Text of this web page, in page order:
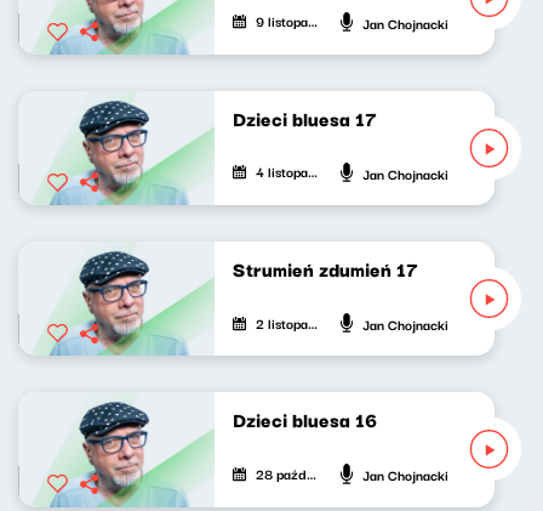
9 listopada 2020 Jan Chojnacki
Dzieci bluesa 17
4 listopada 2020 Jan Chojnacki
Strumień zdumień 17
2 listopada 2020 Jan Chojnacki
Dzieci bluesa 16
28 października 2020 Jan Chojnacki